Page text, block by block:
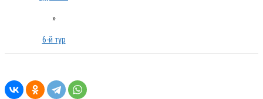
»
6-й тур